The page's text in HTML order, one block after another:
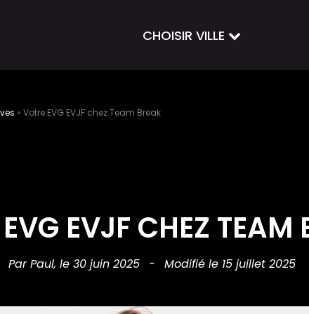
CHOISIR VILLE
» Votre EVG EVJF chez Team Break
EVJF CHEZ TEAM
Par Paul, le 30 juin 2025 - Modifié le 15 juillet 2025